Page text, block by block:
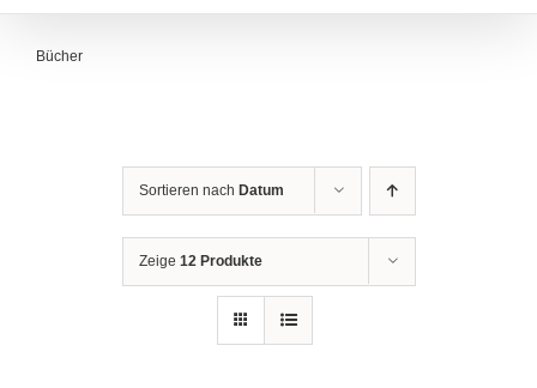
Bücher
Sortieren nach Datum
Zeige 12 Produkte